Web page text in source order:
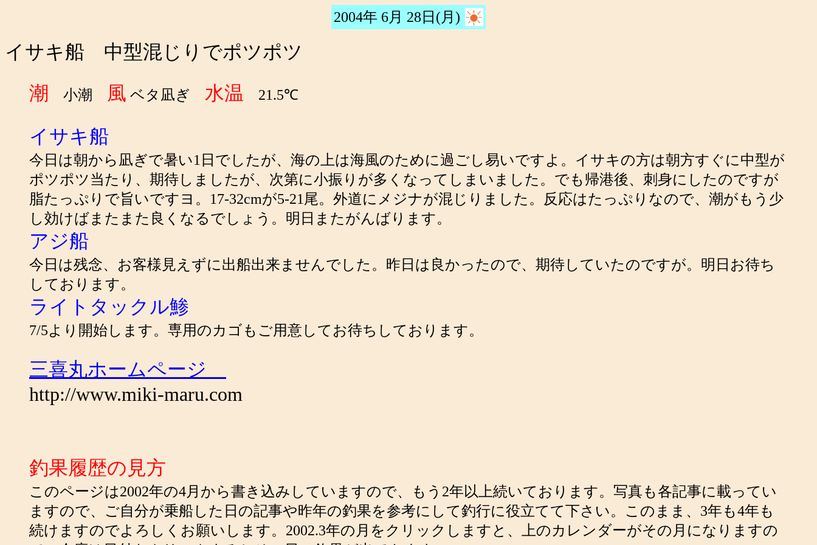
2004年 6月 28日(月)
イサキ船 中型混じりでポツポツ
潮
小潮 風 ベタ凪ぎ 水温 21.5℃
イサキ船
今日は朝から凪ぎで暑い1日でしたが、海の上は海風のために過ごし易いですよ。イサキの方は朝方すぐに中型が
ポツポツ当たり、期待しましたが、次第に小振りが多くなってしまいました。でも帰港後、刺身にしたのですが
脂たっぷりで旨いですヨ。17-32cmが5-21尾。外道にメジナが混じりました。反応はたっぷりなので、潮がもう少
し効けばまたまた良くなるでしょう。明日またがんばります。
アジ船
今日は残念、お客様見えずに出船出来ませんでした。昨日は良かったので、期待していたのですが。明日お待ち
しております。
ライトタックル鯵
7/5より開始します。専用のカゴもご用意してお待ちしております。
三喜丸ホームページ
http://www.miki-maru.com
釣果履歴の見方
このページは2002年の4月から書き込みしていますので、もう2年以上続いております。写真も各記事に載ってい
ますので、ご自分が乗船した日の記事や昨年の釣果を参考にして釣行に役立てて下さい。このまま、3年も4年も
続けますのでよろしくお願いします。2002.3年の月をクリックしますと、上のカレンダーがその月になりますの